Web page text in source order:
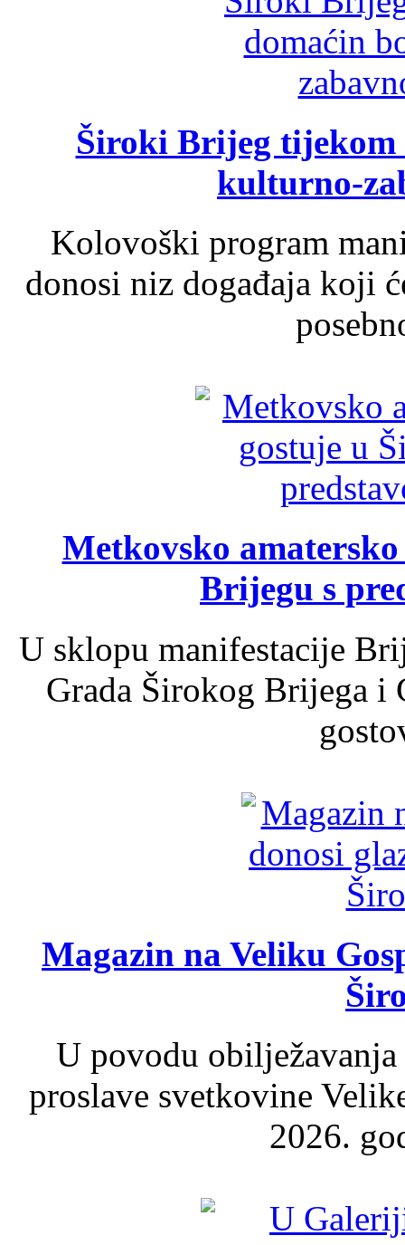
Široki Brijeg tijekom
kulturno-
Kolovoški program
donosi niz događaja koji
Metkovsko
Brijegu s
U sklopu manifestacije
Grada Širokog Brijega
Magazin na Veliku
U povodu
proslave svetkovine
2026.